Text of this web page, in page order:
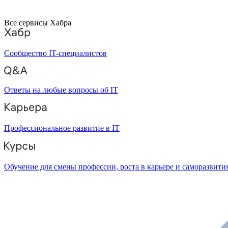
Все сервисы Хабра
Сообщество IT-специалистов
Ответы на любые вопросы об IT
Профессиональное развитие в IT
Обучение для смены профессии, роста в карьере и